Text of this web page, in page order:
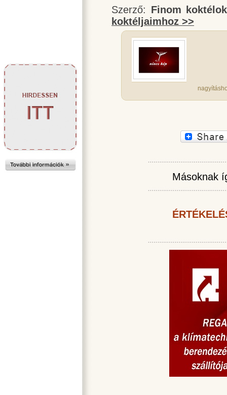
Szerző: Finom koktélok
koktéljaimhoz >>
Másoknak